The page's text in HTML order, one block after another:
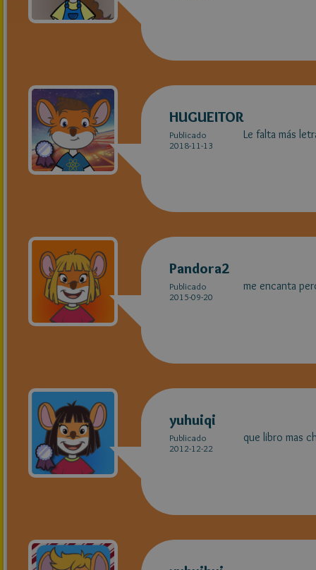
HUGUEITOR
Publicado
2018-11-13
Le falta más
Pandora2
Publicado
2015-09-20
me encanta
yuhuiqi
Publicado
2012-12-22
que libro mas